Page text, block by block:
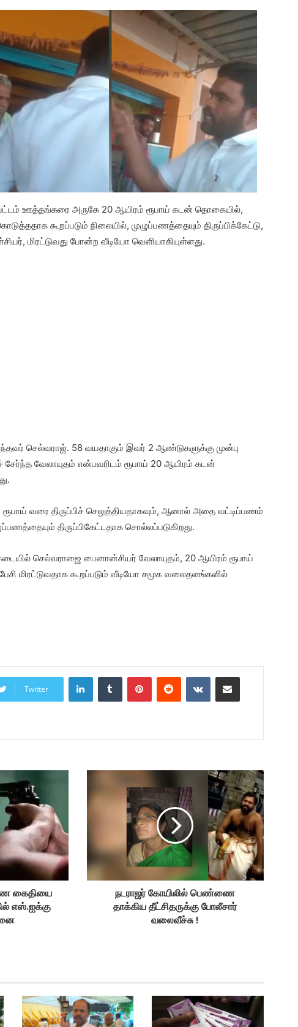
ஊத்தங்கரை அருகே 20 ஆயிரம் ரூபாய் கடன் தொகையில்,
கூறப்படும் நிலையில், முழுப்பணத்தையும் திருப்பிக்கேட்டு,
மிரட்டுவது போன்ற வீடியோ வெளியாகியுள்ளது.
செல்வராஜ். 58 வயதாகும் இவர் 2 ஆண்டுகளுக்கு முன்பு
சேர்ந்த வேலாயுதம் என்பவரிடம் ரூபாய் 20 ஆயிரம் கடன்
வரை திருப்பிச் செலுத்தியதாகவும், ஆனால் அதை வட்டிப்பணம்
திருப்பிகேட்டதாக சொல்லப்படுகிறது.
செல்வராஜை பைனான்சியர் வேலாயுதம், 20 ஆயிரம் ரூபாய்
மிரட்டுவதாக கூறப்படும் வீடியோ சமூக வலைதளங்களில்
Twitter
LinkedInTumblr PinterestReddit VKontakteShare via Email
கைதியை
எஸ்.ஐக்கு
நடராஜர் கோயிலில் பெண்ணை
தாக்கிய தீட்சிதருக்கு போலீசார்
வலைவீச்சு !